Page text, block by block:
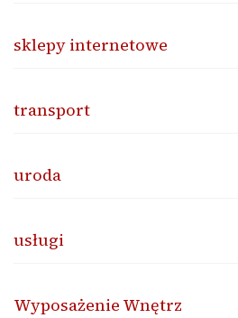
sklepy internetowe
transport
uroda
usługi
Wyposażenie Wnętrz